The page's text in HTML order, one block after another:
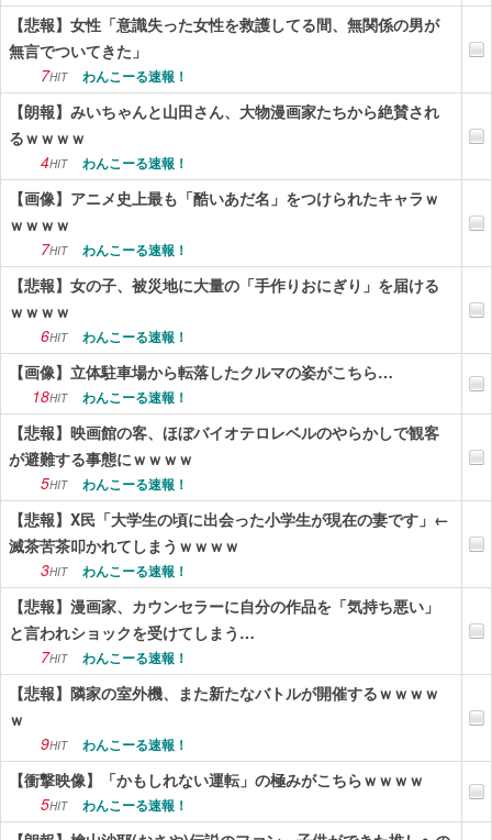
【悲報】女性「意識失った女性を救護してる間、無関係の男が
無言でついてきた」
7HIT わんこーる速報！
【朗報】みいちゃんと山田さん、大物漫画家たちから絶賛され
るｗｗｗｗ
4HIT わんこーる速報！
【画像】アニメ史上最も「酷いあだ名」をつけられたキャラｗ
ｗｗｗｗ
7HIT わんこーる速報！
【悲報】女の子、被災地に大量の「手作りおにぎり」を届ける
ｗｗｗｗ
6HIT わんこーる速報！
【画像】立体駐車場から転落したクルマの姿がこちら…
18HIT わんこーる速報！
【悲報】映画館の客、ほぼバイオテロレベルのやらかしで観客
が避難する事態にｗｗｗｗ
5HIT わんこーる速報！
【悲報】X民「大学生の頃に出会った小学生が現在の妻です」←
滅茶苦茶叩かれてしまうｗｗｗｗ
3HIT わんこーる速報！
【悲報】漫画家、カウンセラーに自分の作品を「気持ち悪い」
と言われショックを受けてしまう…
7HIT わんこーる速報！
【悲報】隣家の室外機、また新たなバトルが開催するｗｗｗｗ
ｗ
9HIT わんこーる速報！
【衝撃映像】「かもしれない運転」の極みがこちらｗｗｗｗ
5HIT わんこーる速報！